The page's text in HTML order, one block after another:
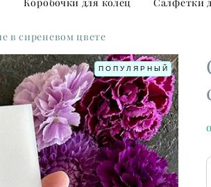
Коробочки для колец
Салфетки
в сиреневом цвете
ПОПУЛЯРНЫЙ